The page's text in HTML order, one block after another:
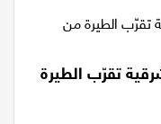
تقرّب الطيرة